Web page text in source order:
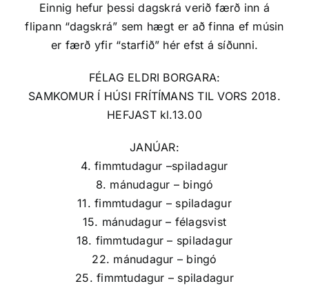
Einnig hefur þessi dagskrá verið færð inn á
flipann “dagskrá” sem hægt er að finna ef músin
er færð yfir “starfið” hér efst á síðunni.
FÉLAG ELDRI BORGARA:
SAMKOMUR Í HÚSI FRÍTÍMANS TIL VORS 2018.
HEFJAST kl.13.00
JANÚAR:
4. fimmtudagur –spiladagur
8. mánudagur – bingó
11. fimmtudagur – spiladagur
15. mánudagur – félagsvist
18. fimmtudagur – spiladagur
22. mánudagur – bingó
25. fimmtudagur – spiladagur